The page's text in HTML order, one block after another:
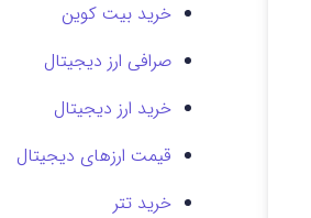
خرید بیت کوین
صرافی ارز دیجیتال
خرید ارز دیجیتال
قیمت ارزهای دیجیتال
خرید تتر